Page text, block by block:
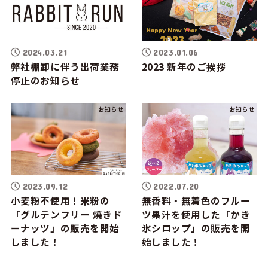
2024.03.21
弊社棚卸に伴う出荷業務
停止のお知らせ
2023.01.06
2023 新年のご挨拶
お知らせ
2023.09.12
小麦粉不使用！米粉の
「グルテンフリー 焼きド
ーナッツ」の販売を開始
しました！
お知らせ
2022.07.20
無香料・無着色のフルー
ツ果汁を使用した「かき
氷シロップ」の販売を開
始しました！